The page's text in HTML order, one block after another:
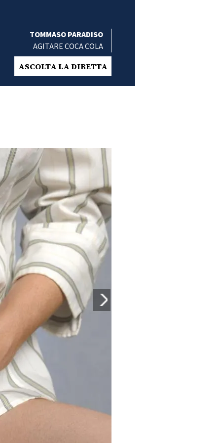
TOMMASO PARADISO
AGITARE COCA COLA
ASCOLTA LA DIRETTA